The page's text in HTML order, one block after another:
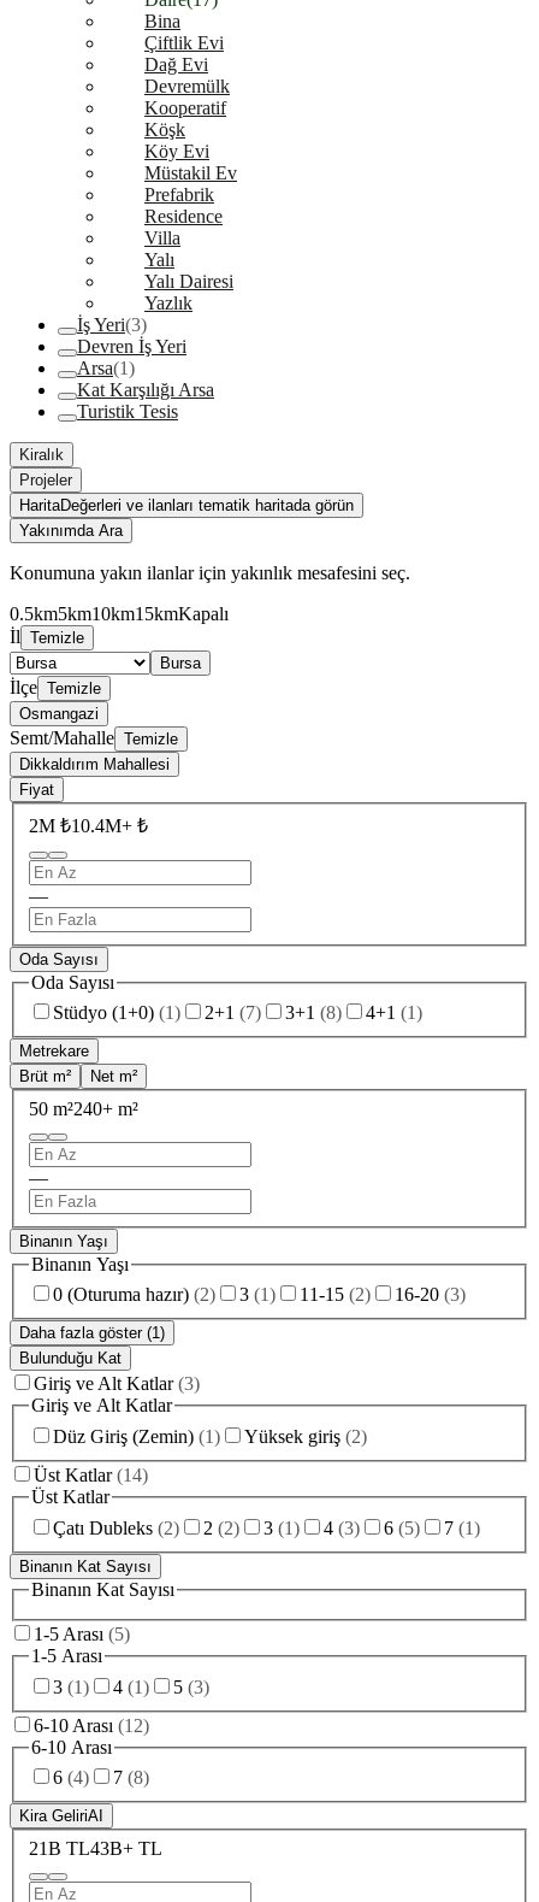
Bina
Çiftlik Evi
Dağ Evi
Devremülk
Kooperatif
Köşk
Köy Evi
Müstakil Ev
Prefabrik
Residence
Villa
Yalı
Yalı Dairesi
Yazlık
İş Yeri(3)
Devren İş Yeri
Arsa(1)
Kat Karşılığı Arsa
Turistik Tesis
Kiralık
Projeler
HaritaDeğerleri ve ilanları tematik haritada görün
Yakınımda Ara
Konumuna yakın ilanlar için yakınlık mesafesini seç.
0.5km5km10km15kmKapalı
İl Temizle
Bursa
İlçe Temizle
Osmangazi
Semt/Mahalle Temizle
Dikkaldırım Mahallesi
Fiyat
2M ₺10.4M+ ₺
—
Oda Sayısı
Oda Sayısı
Stüdyo (1+0) (1) 2+1 (7) 3+1 (8) 4+1 (1)
Metrekare
Brüt m²
Net m²
50 m²240+ m²
—
Binanın Yaşı
Binanın Yaşı
0 (Oturuma hazır) (2) 3 (1) 11-15 (2) 16-20 (3)
Daha fazla göster (1)
Bulunduğu Kat
Giriş ve Alt Katlar (3)
Giriş ve Alt Katlar
Düz Giriş (Zemin) (1) Yüksek giriş (2)
Üst Katlar (14)
Üst Katlar
Çatı Dubleks (2) 2 (2) 3 (1) 4 (3) 6 (5) 7 (1)
Binanın Kat Sayısı
Binanın Kat Sayısı
1-5 Arası (5)
1-5 Arası
3 (1) 4 (1) 5 (3)
6-10 Arası (12)
6-10 Arası
6 (4) 7 (8)
Kira GeliriAI
21B TL43B+ TL